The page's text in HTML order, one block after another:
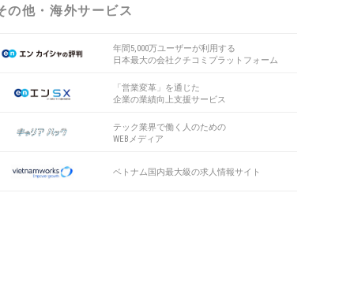
の他・海外サービス
年間5,000万ユーザーが利用する
日本最大の会社クチコミプラットフォーム
「営業変革」を通じた
企業の業績向上支援サービス
テック業界で働く人のための
WEBメディア
ベトナム国内最大級の求人情報サイト